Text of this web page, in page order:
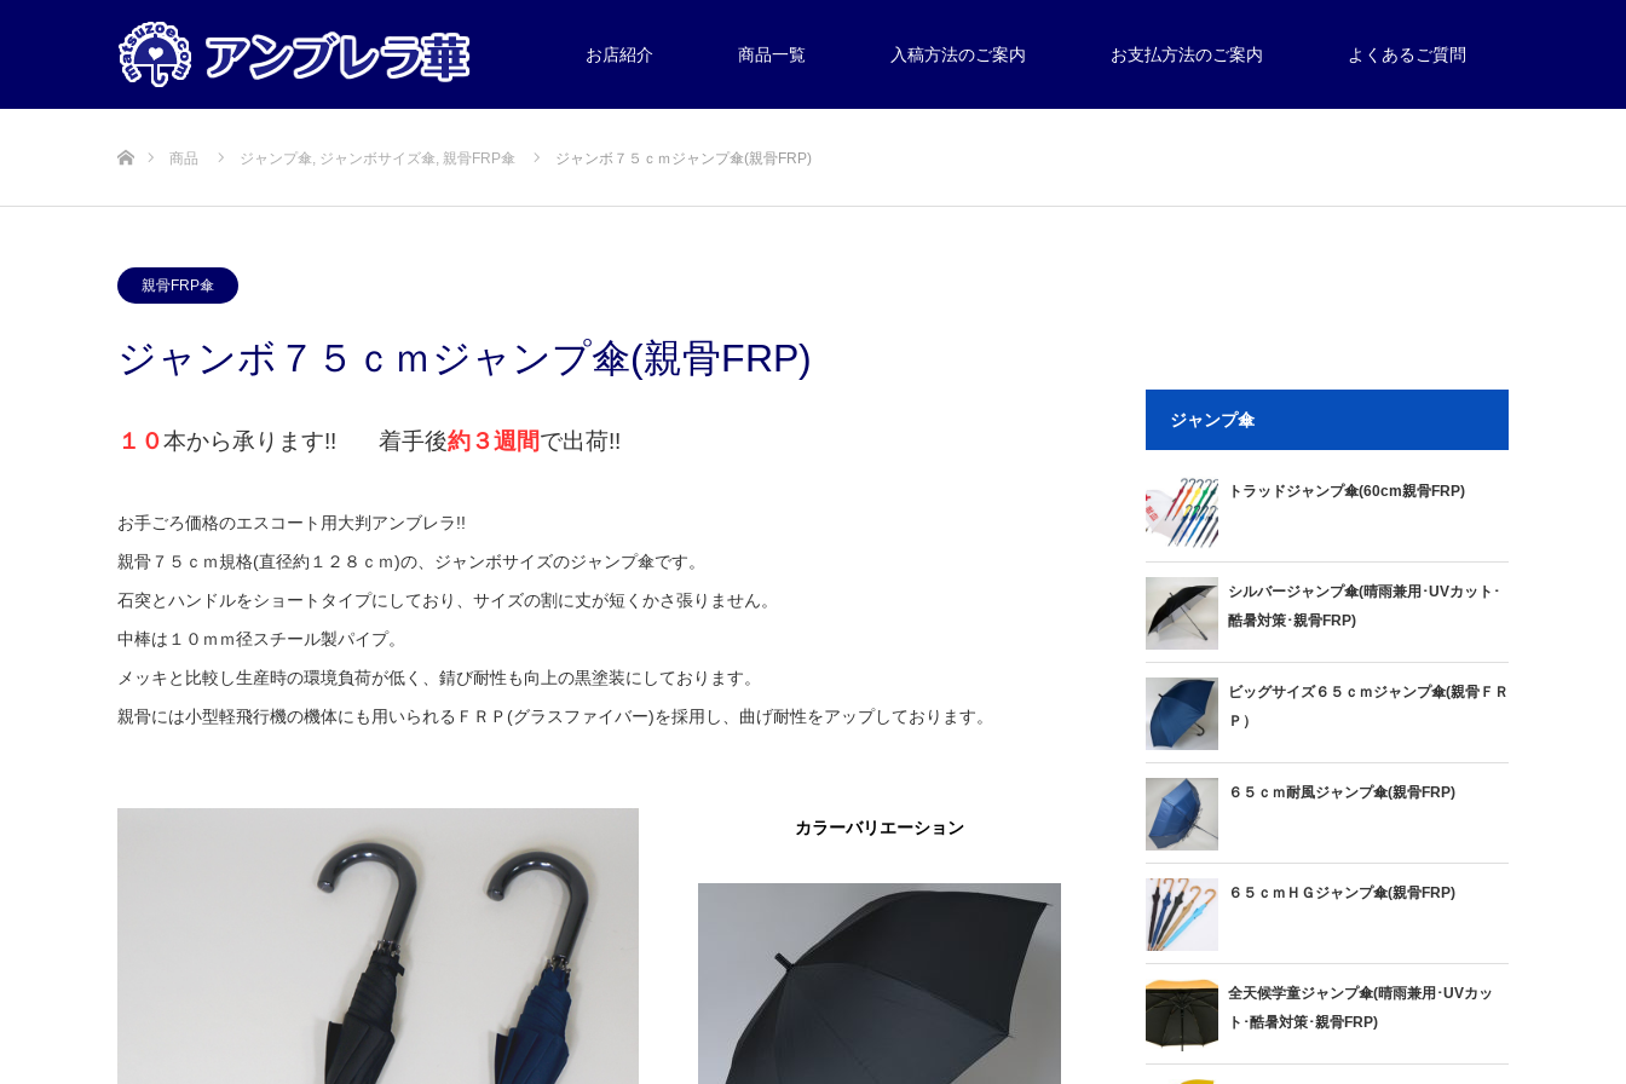
お店紹介 商品一覧 入稿方法のご案内 お支払方法のご案内 よくあるご質問
商品 ジャンプ傘, ジャンボサイズ傘, 親骨FRP傘 ジャンボ７５ｃｍジャンプ傘(親骨FRP)
親骨FRP傘
ジャンボ７５ｃｍジャンプ傘(親骨FRP)
１０本から承ります!! 着手後約３週間で出荷!!
お手ごろ価格のエスコート用大判アンブレラ!!
親骨７５ｃｍ規格(直径約１２８ｃｍ)の、ジャンボサイズのジャンプ傘です。
石突とハンドルをショートタイプにしており、サイズの割に丈が短くかさ張りません。
中棒は１０ｍｍ径スチール製パイプ。
メッキと比較し生産時の環境負荷が低く、錆び耐性も向上の黒塗装にしております。
親骨には小型軽飛行機の機体にも用いられるＦＲＰ(グラスファイバー)を採用し、曲げ耐性をアップしております。
カラーバリエーション
ジャンプ傘
トラッドジャンプ傘(60cm親骨FRP)
シルバージャンプ傘(晴雨兼用･UVカット･
酷暑対策･親骨FRP)
ビッグサイズ６５ｃｍジャンプ傘(親骨ＦＲ
Ｐ）
６５ｃｍ耐風ジャンプ傘(親骨FRP)
６５ｃｍＨＧジャンプ傘(親骨FRP)
全天候学童ジャンプ傘(晴雨兼用･UVカッ
ト･酷暑対策･親骨FRP)